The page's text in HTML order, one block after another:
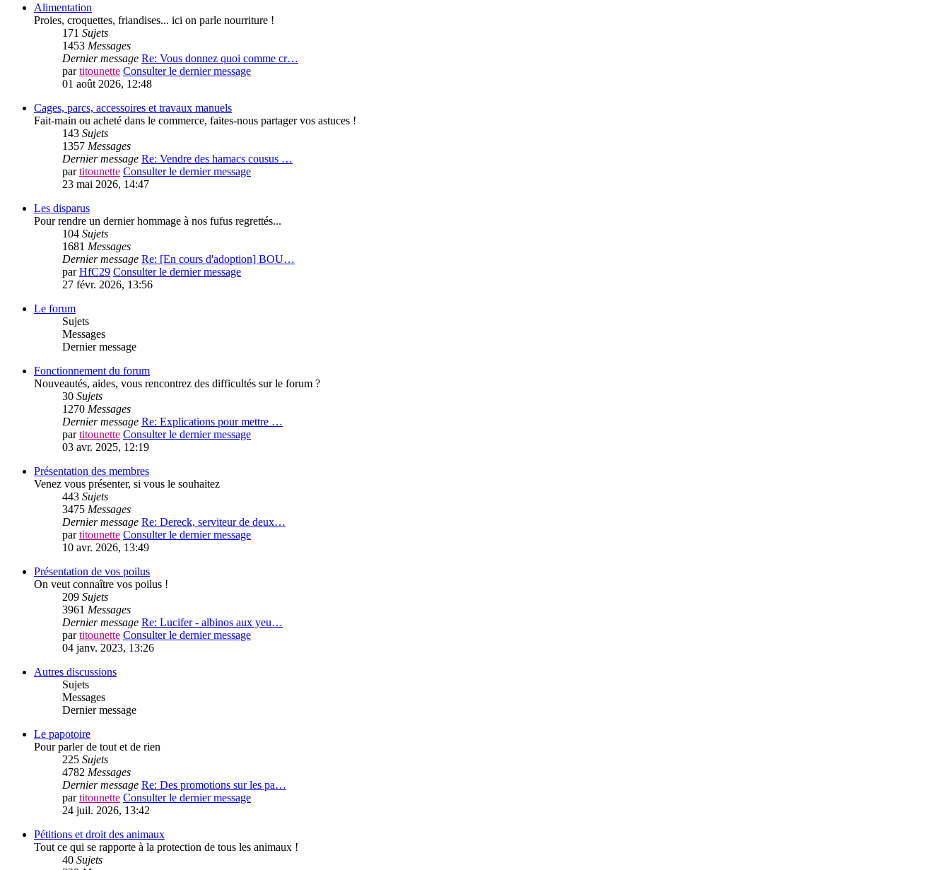
Alimentation
Proies, croquettes, friandises... ici on parle nourriture !
171 Sujets
1453 Messages
Dernier message Re: Vous donnez quoi comme cr…
partitounette Consulter le dernier message
01 août 2026, 12:48
Cages, parcs, accessoires et travaux manuels
Fait-main ou acheté dans le commerce, faites-nous partager vos astuces !
143 Sujets
1357 Messages
Dernier message Re: Vendre des hamacs cousus …
partitounette Consulter le dernier message
23 mai 2026, 14:47
Les disparus
Pour rendre un dernier hommage à nos fufus regrettés...
104 Sujets
1681 Messages
Dernier message Re: [En cours d'adoption] BOU…
parHfC29 Consulter le dernier message
27 févr. 2026, 13:56
Le forum
Sujets
Messages
Dernier message
Fonctionnement du forum
Nouveautés, aides, vous rencontrez des difficultés sur le forum ?
30 Sujets
1270 Messages
Dernier message Re: Explications pour mettre …
partitounette Consulter le dernier message
03 avr. 2025, 12:19
Présentation des membres
Venez vous présenter, si vous le souhaitez
443 Sujets
3475 Messages
Dernier message Re: Dereck, serviteur de deux…
partitounette Consulter le dernier message
10 avr. 2026, 13:49
Présentation de vos poilus
On veut connaître vos poilus !
209 Sujets
3961 Messages
Dernier message Re: Lucifer - albinos aux yeu…
partitounette Consulter le dernier message
04 janv. 2023, 13:26
Autres discussions
Sujets
Messages
Dernier message
Le papotoire
Pour parler de tout et de rien
225 Sujets
4782 Messages
Dernier message Re: Des promotions sur les pa…
partitounette Consulter le dernier message
24 juil. 2026, 13:42
Pétitions et droit des animaux
Tout ce qui se rapporte à la protection de tous les animaux !
40 Sujets